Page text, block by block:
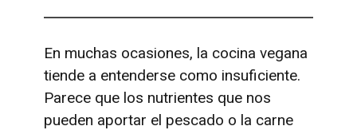
En muchas ocasiones, la cocina vegana
tiende a entenderse como insuficiente.
Parece que los nutrientes que nos
pueden aportar el pescado o la carne